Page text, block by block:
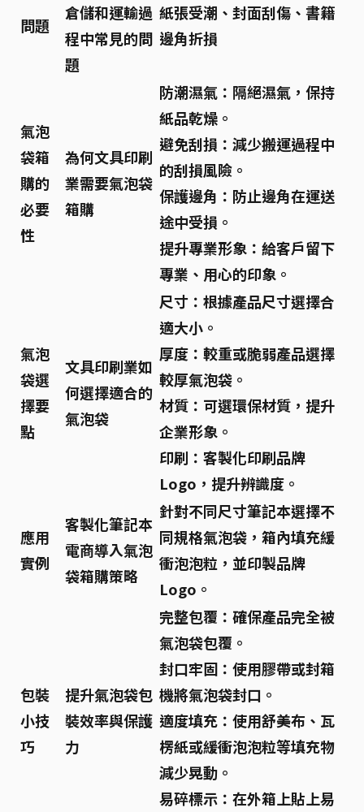
問題
倉儲和運輸過
程中常見的問
題
紙張受潮、封面刮傷、書籍
邊角折損
氣泡
袋箱
購的
必要
性
為何文具印刷
業需要氣泡袋
箱購
防潮濕氣： 隔絕濕氣，保持
紙品乾燥。
避免刮損： 減少搬運過程中
的刮損風險。
保護邊角： 防止邊角在運送
途中受損。
提升專業形象： 給客戶留下
專業、用心的印象。
氣泡
袋選
擇要
點
文具印刷業如
何選擇適合的
氣泡袋
尺寸： 根據產品尺寸選擇合
適大小。
厚度： 較重或脆弱產品選擇
較厚氣泡袋。
材質： 可選環保材質，提升
企業形象。
印刷： 客製化印刷品牌
Logo，提升辨識度。
應用
實例
客製化筆記本
電商導入氣泡
袋箱購策略
針對不同尺寸筆記本選擇不
同規格氣泡袋，箱內填充緩
衝泡泡粒 ，並印製品牌
Logo。
包裝
小技
巧
提升氣泡袋包
裝效率與保護
力
完整包覆： 確保產品完全被
氣泡袋包覆。
封口牢固： 使用膠帶或封箱
機將氣泡袋封口。
適度填充： 使用舒美布 、 瓦
楞紙或緩衝泡泡粒等填充物
減少晃動。
易碎標示： 在外箱上貼上易